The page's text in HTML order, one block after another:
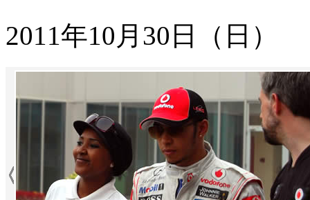
2011年10月30日（日）